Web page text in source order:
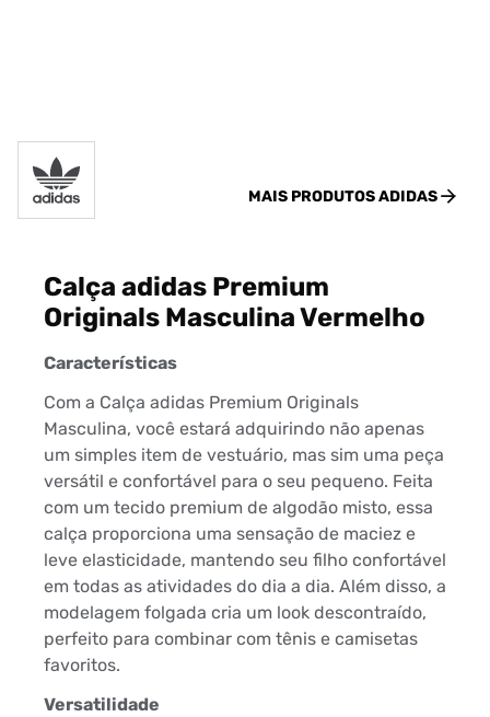
MAIS PRODUTOSADIDAS
Calça adidas Premium
Originals Masculina Vermelho
Características
Com a Calça adidas Premium Originals
Masculina, você estará adquirindo não apenas
um simples item de vestuário, mas sim uma peça
versátil e confortável para o seu pequeno. Feita
com um tecido premium de algodão misto, essa
calça proporciona uma sensação de maciez e
leve elasticidade, mantendo seu filho confortável
em todas as atividades do dia a dia. Além disso, a
modelagem folgada cria um look descontraído,
perfeito para combinar com tênis e camisetas
favoritos.
Versatilidade